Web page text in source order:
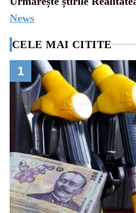
News
CELE MAI CITITE
1